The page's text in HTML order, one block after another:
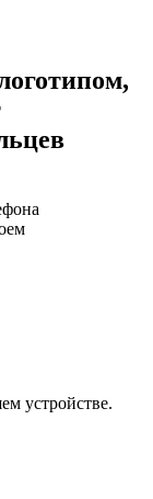
устройстве.